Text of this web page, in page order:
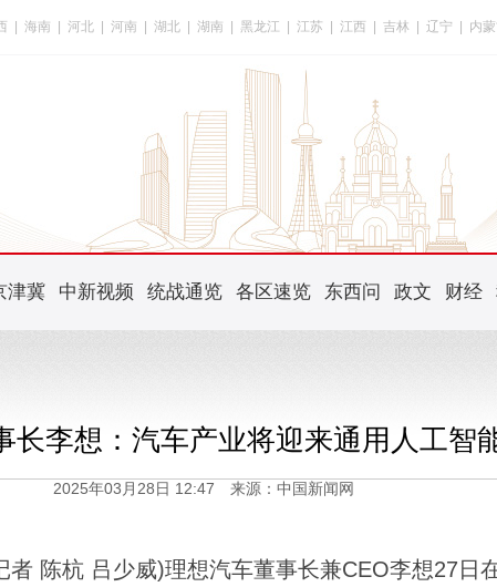
海南 河北 河南 湖北 湖南 黑龙江 江苏 江西 吉林 辽宁 内
津冀 中新视频 统战通览 各区速览 东西问 政文 财经
长李想：汽车产业将迎来通用人工智
2025年03月28日 12:47 来源：中国新闻网
陈杭 吕少威)理想汽车董事长兼CEO李想27日